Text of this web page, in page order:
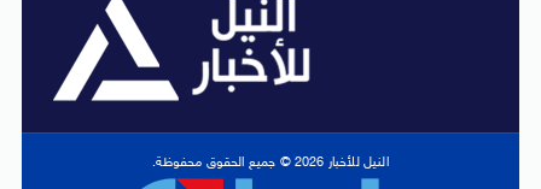
النيل للأخبار 2026 © جميع الحقوق محفوظة.